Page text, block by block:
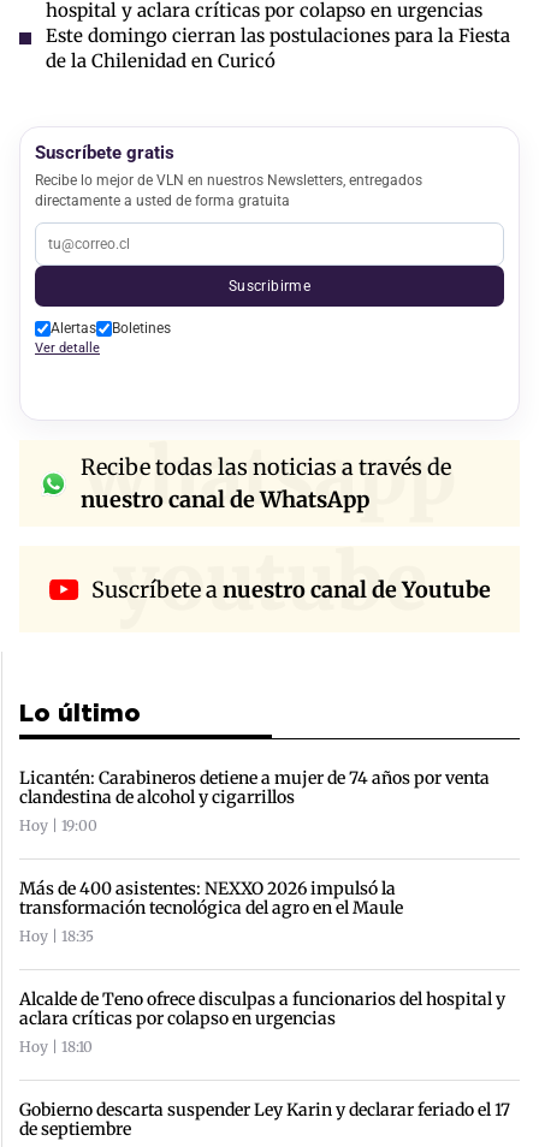
hospital y aclara críticas por colapso en urgencias
Este domingo cierran las postulaciones para la Fiesta
de la Chilenidad en Curicó
Suscríbete gratis
Recibe lo mejor de VLN en nuestros Newsletters, entregados
directamente a usted de forma gratuita
Suscribirme
Alertas Boletines
Ver detalle
whatsapp
Recibe todas las noticias a través de
nuestro canal de WhatsApp
youtube
Suscríbete anuestro canal de Youtube
Lo último
Licantén: Carabineros detiene a mujer de 74 años por venta
clandestina de alcohol y cigarrillos
Hoy | 19:00
Más de 400 asistentes: NEXXO 2026 impulsó la
transformación tecnológica del agro en el Maule
Hoy | 18:35
Alcalde de Teno ofrece disculpas a funcionarios del hospital y
aclara críticas por colapso en urgencias
Hoy | 18:10
Gobierno descarta suspender Ley Karin y declarar feriado el 17
de septiembre